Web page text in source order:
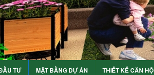
TƯ MẶT BẰNG DỰ ÁN THIẾT KẾ CĂN HỘ